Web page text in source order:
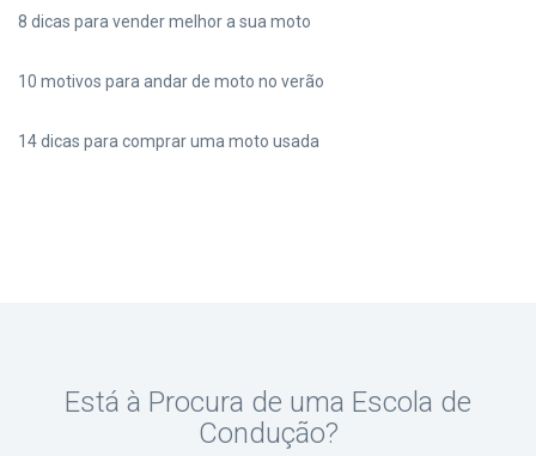
8 dicas para vender melhor a sua moto
10 motivos para andar de moto no verão
14 dicas para comprar uma moto usada
Está à Procura de uma Escola de
Condução?